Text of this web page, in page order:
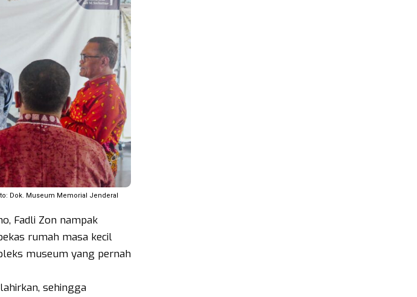
Dok. Museum Memorial Jenderal
Fadli Zon nampak
rumah masa kecil
museum yang pernah
sehingga